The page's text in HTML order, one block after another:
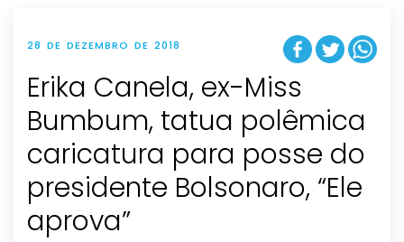
28 DE DEZEMBRO DE 2018
Erika Canela, ex-Miss
Bumbum, tatua polêmica
caricatura para posse do
presidente Bolsonaro, “Ele
aprova”